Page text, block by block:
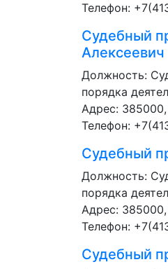
Телефон:
Судебный
Алексеевич
Должность:
порядка
Адрес: 385000,
Телефон:
Судебный
Должность:
порядка
Адрес: 385000,
Телефон:
Судебный